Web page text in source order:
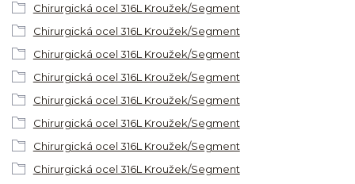
Chirurgická ocel 316L Kroužek/Segment
Chirurgická ocel 316L Kroužek/Segment
Chirurgická ocel 316L Kroužek/Segment
Chirurgická ocel 316L Kroužek/Segment
Chirurgická ocel 316L Kroužek/Segment
Chirurgická ocel 316L Kroužek/Segment
Chirurgická ocel 316L Kroužek/Segment
Chirurgická ocel 316L Kroužek/Segment